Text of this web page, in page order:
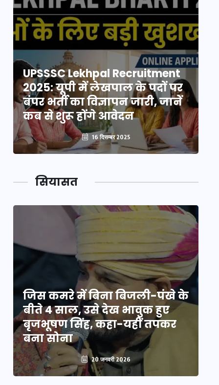
UPSSSC Lekhpal Recruitment
2025: यूपी में लेखपाल के पदों पर
बंपर भर्ती का विज्ञापन जारी, जानें
कब से शुरू होंगे आवेदन
16 दिसम्बर 2025
सियासत
जिस कमरे में बिना बिजली-पंखे के
बीते 4 साल, उसे देख भावुक हुए
बृजभूषण सिंह, कहा-यहीं तपकर
बना सोना
20 जनवरी 2026